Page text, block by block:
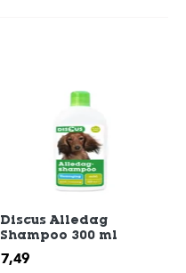
Discus Alledag
Shampoo 300 ml
7,49